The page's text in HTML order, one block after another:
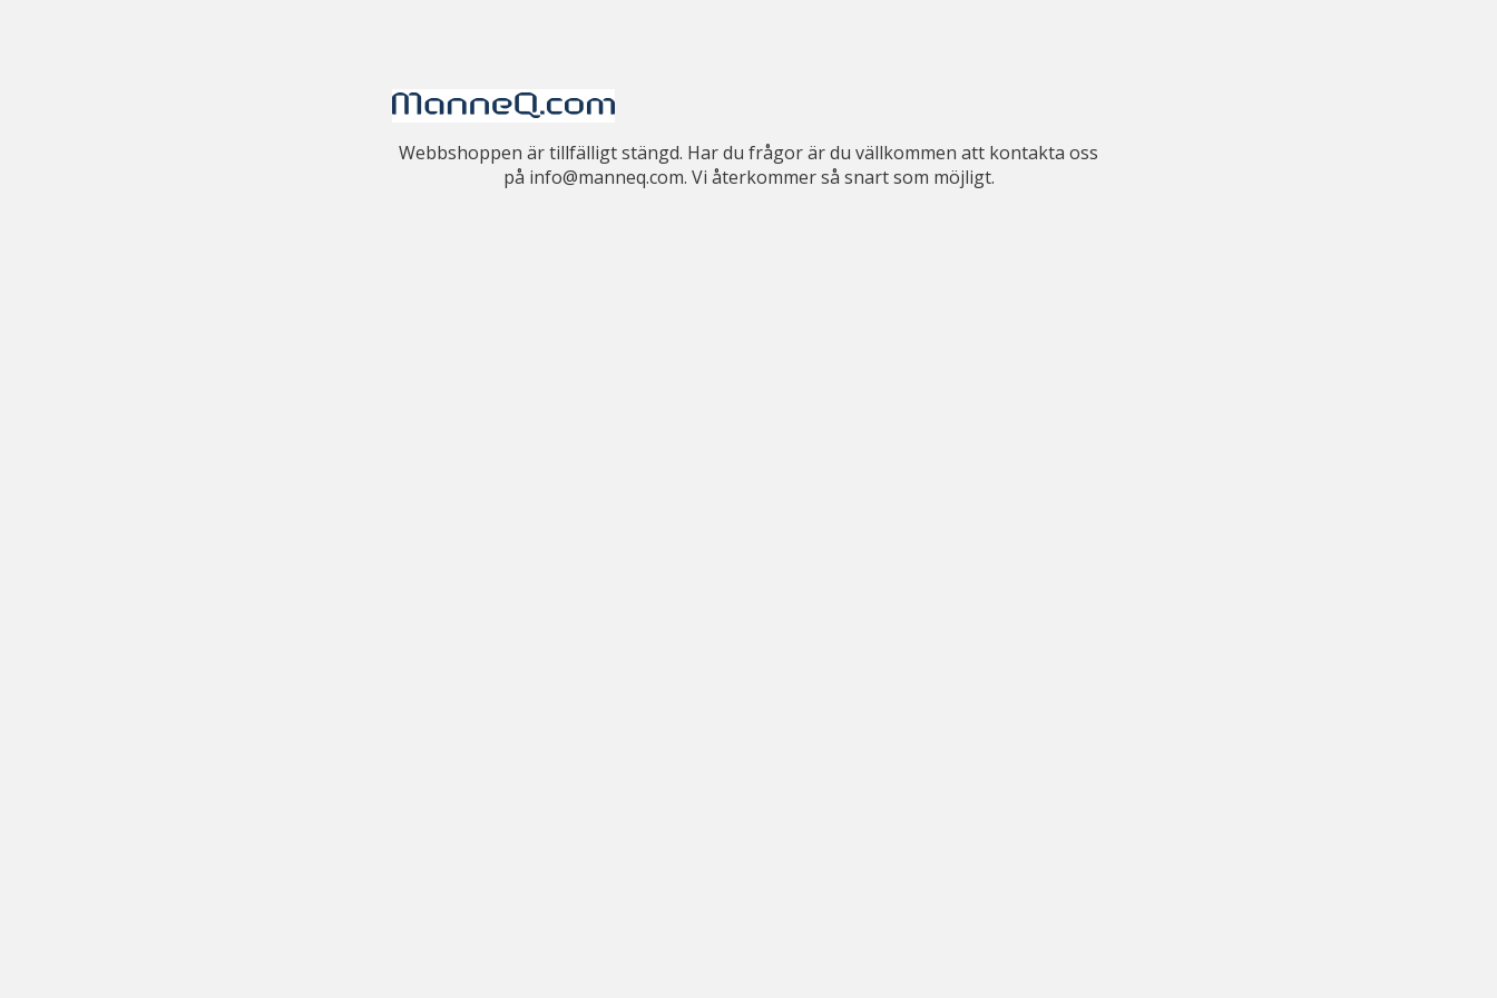
Webbshoppen är tillfälligt stängd. Har du frågor är du vällkommen att kontakta oss
på info@manneq.com. Vi återkommer så snart som möjligt.